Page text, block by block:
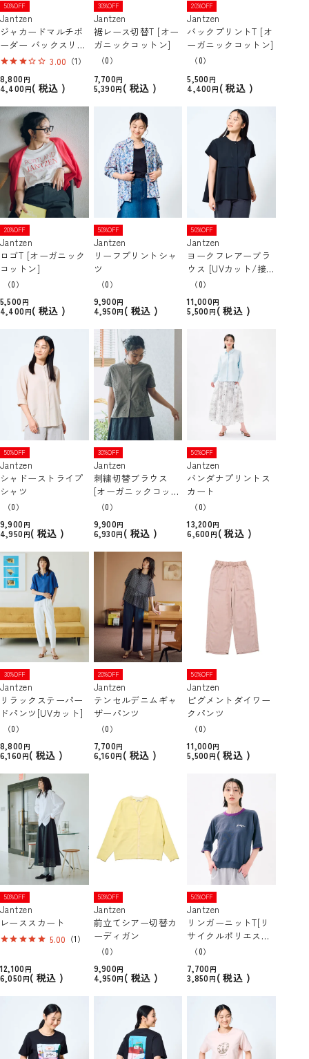
50%OFF
Jantzen
ジャカードマルチボ
ーダー バックスリッ
トT
3.00 （1）
8,800
4,400
税込
30%OFF
Jantzen
裾レース切替T [オー
ガニックコットン]
（0）
7,700
5,390
税込
20%OFF
Jantzen
バックプリントT [オ
ーガニックコットン]
（0）
5,500
4,400
税込
20%OFF
Jantzen
ロゴT [オーガニック
コットン]
（0）
5,500
4,400
税込
50%OFF
Jantzen
リーフプリントシャ
ツ
（0）
9,900
4,950
税込
50%OFF
Jantzen
ヨークフレアーブラ
ウス [UVカット/接触
冷感]
（0）
11,000
5,500
税込
50%OFF
Jantzen
シャドーストライプ
シャツ
（0）
9,900
4,950
税込
30%OFF
Jantzen
刺繍切替ブラウス
[オーガニックコット
ン]（0）
9,900
6,930
税込
50%OFF
Jantzen
バンダナプリントス
カート
（0）
13,200
6,600
税込
30%OFF
Jantzen
リラックステーパー
ドパンツ[UVカット]
（0）
8,800
6,160
税込
20%OFF
Jantzen
テンセルデニムギャ
ザーパンツ
（0）
7,700
6,160
税込
50%OFF
Jantzen
ピグメントダイワー
クパンツ
（0）
11,000
5,500
税込
50%OFF
Jantzen
レーススカート
5.00 （1）
12,100
6,050
税込
50%OFF
Jantzen
前立てシアー切替カ
ーディガン
（0）
9,900
4,950
税込
50%OFF
Jantzen
リンガーニットT[リ
サイクルポリエステ
ル/ウォッシャブル]
（0）
7,700
3,850
税込